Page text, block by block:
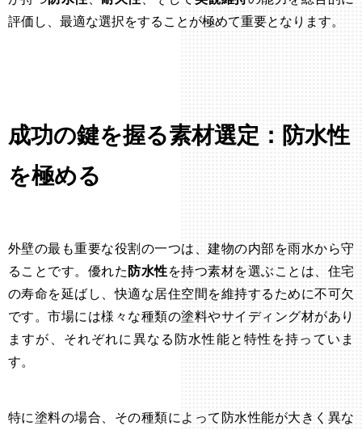
評価し、最適な選択をすることが極めて重要となります。
成功の鍵を握る素材選定：防水性
を極める
外壁の最も重要な役割の一つは、建物の内部を雨水から守
ることです。優れた防水性を持つ素材を選ぶことは、住宅
の寿命を延ばし、快適な居住空間を維持するために不可欠
です。市場には様々な種類の塗料やサイディング材があり
ますが、それぞれに異なる防水性能と特性を持っていま
す。
特に塗料の場合、その種類によって防水性能が大きく異な